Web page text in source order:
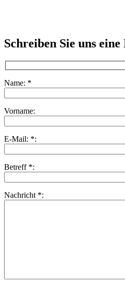
Schreiben Sie uns
Name: *
Vorname:
E-Mail: *:
Betreff *:
Nachricht *: